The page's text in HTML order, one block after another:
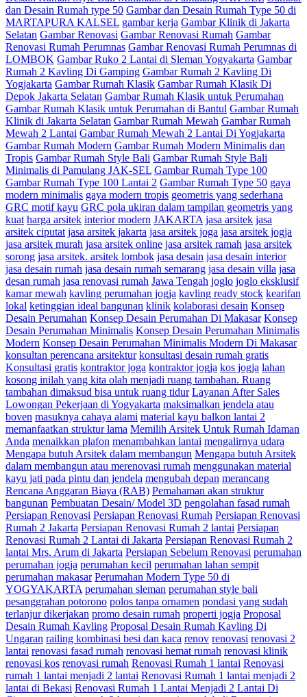
dan Desain Rumah type 50 Gambar dan Desain Rumah Type 50 di
MARTAPURA KALSEL gambar kerja Gambar Klinik di Jakarta
Selatan Gambar Renovasi Gambar Renovasi Rumah Gambar
Renovasi Rumah Perumnas Gambar Renovasi Rumah Perumnas di
LOMBOK Gambar Ruko 2 Lantai di Sleman Yogyakarta Gambar
Rumah 2 Kavling Di Gamping Gambar Rumah 2 Kavling Di
Yogjakarta Gambar Rumah Klasik Gambar Rumah Klasik Di
Depok Jakarta Selatan Gambar Rumah Klasik untuk Perumahan
Gambar Rumah Klasik untuk Perumahan di Bantul Gambar Rumah
Klinik di Jakarta Selatan Gambar Rumah Mewah Gambar Rumah
Mewah 2 Lantai Gambar Rumah Mewah 2 Lantai Di Yogjakarta
Gambar Rumah Modern Gambar Rumah Modern Minimalis dan
Tropis Gambar Rumah Style Bali Gambar Rumah Style Bali
Minimalis di Pamulang JAK-SEL Gambar Rumah Type 100
Gambar Rumah Type 100 Lantai 2 Gambar Rumah Type 50 gaya
modern minimalis gaya modern tropis geometris yang sederhana
GRC motif kayu GRC pola ukiran dalam tampilan geometris yang
kuat harga arsitek interior modern JAKARTA jasa arsitek jasa
arsitek ciputat jasa arsitek jakarta jasa arsitek joga jasa arsitek jogja
jasa arsitek murah jasa arsitek online jasa arsitek ramah jasa arsitek
sorong jasa arsitek. arsitek lombok jasa desain jasa desain interior
jasa desain rumah jasa desain rumah semarang jasa desain villa jasa
desan rumah jasa renovasi rumah Jawa Tengah joglo joglo eksklusif
kamar mewah kavling perumahan jogja kavling ready stock kearifan
lokal ketinggian ideal bangunan klinik kolaborasi desain Konsep
Desain Perumahan Konsep Desain Perumahan Di Makasar Konsep
Desain Perumahan Minimalis Konsep Desain Perumahan Minimalis
Modern Konsep Desain Perumahan Minimalis Modern Di Makasar
konsultan perencana arsitektur konsultasi desain rumah gratis
Konsultasi gratis kontraktor joga kontraktor jogja kos jogja lahan
kosong inilah yang kita olah menjadi ruang tambahan. Ruang
tambahan dimaksud bisa untuk ruang tidur Layanan After Sales
Lowongan Pekerjaan di Yogyakarta maksimalkan jendela atau
boven masuknya cahaya alami material kayu balkon lantai 2
memanfaatkan struktur lama Memilih Arsitek Untuk Rumah Idaman
Anda menaikkan plafon menambahkan lantai mengalirnya udara
Mengapa butuh Arsitek dalam membangun Mengapa butuh Arsitek
dalam membangun atau merenovasi rumah menggunakan material
kayu jati pada pintu dan jendela mengubah depan merancang
Rencana Anggaran Biaya (RAB) Pemahaman akan struktur
bangunan Pembuatan Desain/ Model 3D pengolahan fasad rumah
Persiapan Renovasi Persiapan Renovasi Rumah Persiapan Renovasi
Rumah 2 Jakarta Persiapan Renovasi Rumah 2 lantai Persiapan
Renovasi Rumah 2 Lantai di Jakarta Persiapan Renovasi Rumah 2
lantai Mrs. Arum di Jakarta Persiapan Sebelum Renovasi perumahan
perumahan jogja perumahan kecil perumahan lahan sempit
perumahan makasar Perumahan Modern Type 50 di
YOGYAKARTA perumahan sleman perumahan style bali
pesanggrahan potorono polos tanpa ornamen pondasi yang sudah
terlanjur dikerjakan promo desain rumah properti jogja Proposal
Desain Rumah Kavling Proposal Desain Rumah Kavling Di
Ungaran railing kombinasi besi dan kaca renov renovasi renovasi 2
lantai renovasi fasad rumah renovasi hemat rumah renovasi klinik
renovasi kos renovasi rumah Renovasi Rumah 1 lantai Renovasi
rumah 1 lantai menjadi 2 lantai Renovasi Rumah 1 lantai menjadi 2
lantai di Bekasi Renovasi Rumah 1 Lantai Menjadi 2 Lantai Di